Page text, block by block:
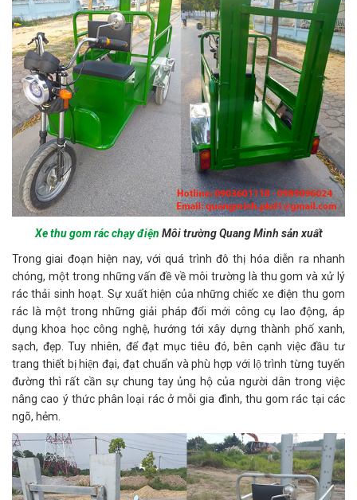
Xe thu gom rác chạy điện Môi trường Quang Minh sản xuất
Trong giai đoạn hiện nay, với quá trình đô thị hóa diễn ra nhanh
chóng, một trong những vấn đề về môi trường là thu gom và xử lý
rác thải sinh hoạt. Sự xuất hiện của những chiếc xe điện thu gom
rác là một trong những giải pháp đổi mới công cụ lao động, áp
dụng khoa học công nghệ, hướng tới xây dựng thành phố xanh,
sạch, đẹp. Tuy nhiên, để đạt mục tiêu đó, bên cạnh việc đầu tư
trang thiết bị hiện đại, đạt chuẩn và phù hợp với lộ trình từng tuyến
đường thì rất cần sự chung tay ủng hộ của người dân trong việc
nâng cao ý thức phân loại rác ở mỗi gia đình, thu gom rác tại các
ngõ, hẻm.